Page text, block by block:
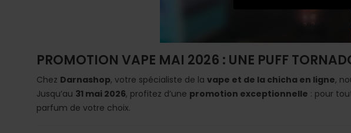
PROMOTION VAPE MAI 2026 : UNE PUFF
Chez Darnashop, votre spécialiste de la vape et de la chicha en ligne,
Jusqu’au 31 mai 2026, profitez d’une promotion exceptionnelle : pour
parfum de votre choix.